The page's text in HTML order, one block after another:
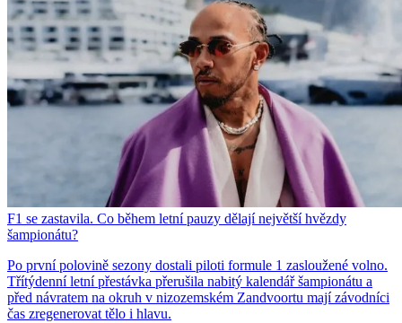
F1 se zastavila. Co během letní pauzy dělají největší hvězdy
šampionátu?
Po první polovině sezony dostali piloti formule 1 zasloužené volno.
Třítýdenní letní přestávka přerušila nabitý kalendář šampionátu a
před návratem na okruh v nizozemském Zandvoortu mají závodníci
čas zregenerovat tělo i hlavu.